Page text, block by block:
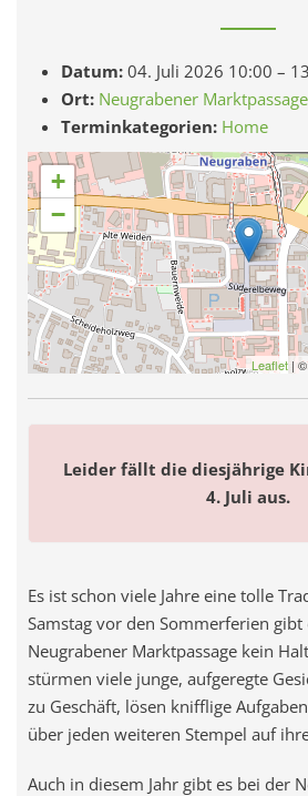
Datum: 04. Juli 2026 10:00 –
Ort: Neugrabener Marktpassage
Terminkategorien: Home
+
−
Leaflet | ©
Leider fällt die diesjährige
4. Juli aus.
Es ist schon viele Jahre eine tolle
Samstag vor den Sommerferien gibt
Neugrabener Marktpassage kein
stürmen viele junge, aufgeregte
zu Geschäft, lösen knifflige
über jeden weiteren Stempel auf
Auch in diesem Jahr gibt es bei der